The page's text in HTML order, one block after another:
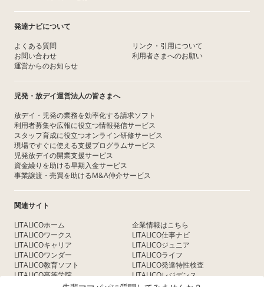
発達ナビについて
よくある質問
お問い合わせ
運営からのお知らせ
リンク・引用について
利用者さまへのお願い
児発・放デイ運営法人の皆さまへ
放デイ・児発の業務を効率化する請求ソフト
利用者募集や広報に役立つ情報発信サービス
スタッフ育成に役立つオンライン研修サービス
現場ですぐに使える支援プログラムサービス
児発放デイの開業支援サービス
資金繰りを助ける早期入金サービス
事業譲渡・売買を助けるM&A仲介サービス
関連サイト
LITALICOホーム
LITALICOワークス
LITALICOキャリア
LITALICOワンダー
LITALICO教育ソフト
LITALICO高等学院
企業情報はこちら
LITALICO仕事ナビ
LITALICOジュニア
LITALICOライフ
LITALICO発達特性検査
LITALICOレジデンス